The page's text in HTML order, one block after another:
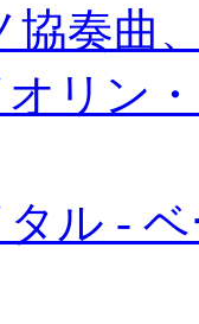
協奏曲
オリ
ル -